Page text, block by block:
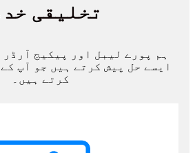
تخلیقی
ہم پورے لیبل اور پیکیج آرڈر
ایسے حل پیش کرتے ہیں جو آپ
کرتے ہیں۔